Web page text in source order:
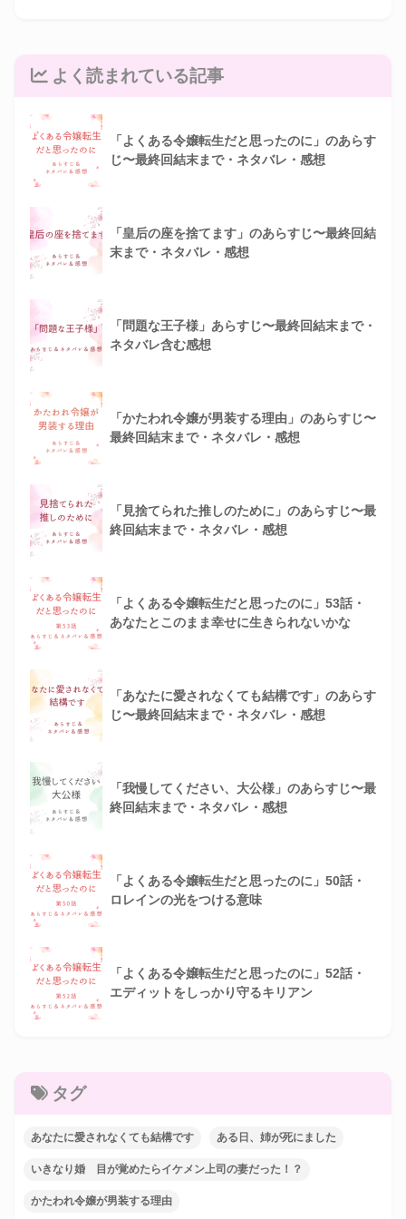
よく読まれている記事
「よくある令嬢転生だと思ったのに」のあらす
じ〜最終回結末まで・ネタバレ・感想
「皇后の座を捨てます」のあらすじ〜最終回結
末まで・ネタバレ・感想
「問題な王子様」あらすじ〜最終回結末まで・
ネタバレ含む感想
「かたわれ令嬢が男装する理由」のあらすじ〜
最終回結末まで・ネタバレ・感想
「見捨てられた推しのために」のあらすじ〜最
終回結末まで・ネタバレ・感想
「よくある令嬢転生だと思ったのに」53話・
あなたとこのまま幸せに生きられないかな
「あなたに愛されなくても結構です」のあらす
じ〜最終回結末まで・ネタバレ・感想
「我慢してください、大公様」のあらすじ〜最
終回結末まで・ネタバレ・感想
「よくある令嬢転生だと思ったのに」50話・
ロレインの光をつける意味
「よくある令嬢転生だと思ったのに」52話・
エディットをしっかり守るキリアン
タグ
あなたに愛されなくても結構です ある日、姉が死にました
いきなり婚 目が覚めたらイケメン上司の妻だった！？
かたわれ令嬢が男装する理由